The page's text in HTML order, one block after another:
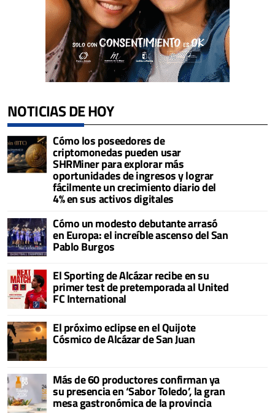
NOTICIAS DE HOY
Cómo los poseedores de
criptomonedas pueden usar
SHRMiner para explorar más
oportunidades de ingresos y lograr
fácilmente un crecimiento diario del
4% en sus activos digitales
Cómo un modesto debutante arrasó
en Europa: el increíble ascenso del San
Pablo Burgos
El Sporting de Alcázar recibe en su
primer test de pretemporada al United
FC International
El próximo eclipse en el Quijote
Cósmico de Alcázar de San Juan
Más de 60 productores confirman ya
su presencia en ‘Sabor Toledo’, la gran
mesa gastronómica de la provincia